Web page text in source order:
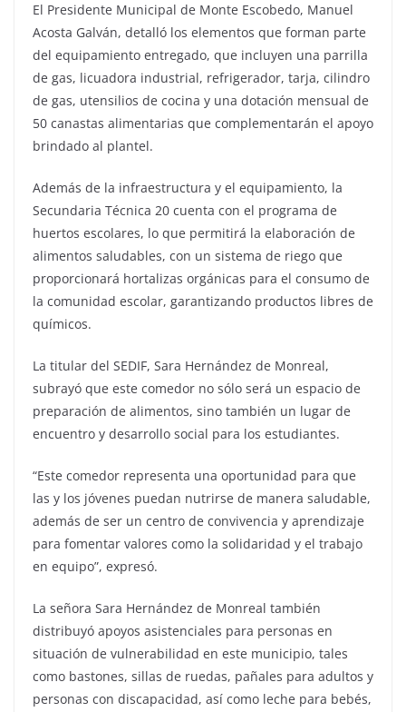
El Presidente Municipal de Monte Escobedo, Manuel
Acosta Galván, detalló los elementos que forman parte
del equipamiento entregado, que incluyen una parrilla
de gas, licuadora industrial, refrigerador, tarja, cilindro
de gas, utensilios de cocina y una dotación mensual de
50 canastas alimentarias que complementarán el apoyo
brindado al plantel.
Además de la infraestructura y el equipamiento, la
Secundaria Técnica 20 cuenta con el programa de
huertos escolares, lo que permitirá la elaboración de
alimentos saludables, con un sistema de riego que
proporcionará hortalizas orgánicas para el consumo de
la comunidad escolar, garantizando productos libres de
químicos.
La titular del SEDIF, Sara Hernández de Monreal,
subrayó que este comedor no sólo será un espacio de
preparación de alimentos, sino también un lugar de
encuentro y desarrollo social para los estudiantes.
“Este comedor representa una oportunidad para que
las y los jóvenes puedan nutrirse de manera saludable,
además de ser un centro de convivencia y aprendizaje
para fomentar valores como la solidaridad y el trabajo
en equipo”, expresó.
La señora Sara Hernández de Monreal también
distribuyó apoyos asistenciales para personas en
situación de vulnerabilidad en este municipio, tales
como bastones, sillas de ruedas, pañales para adultos y
personas con discapacidad, así como leche para bebés,